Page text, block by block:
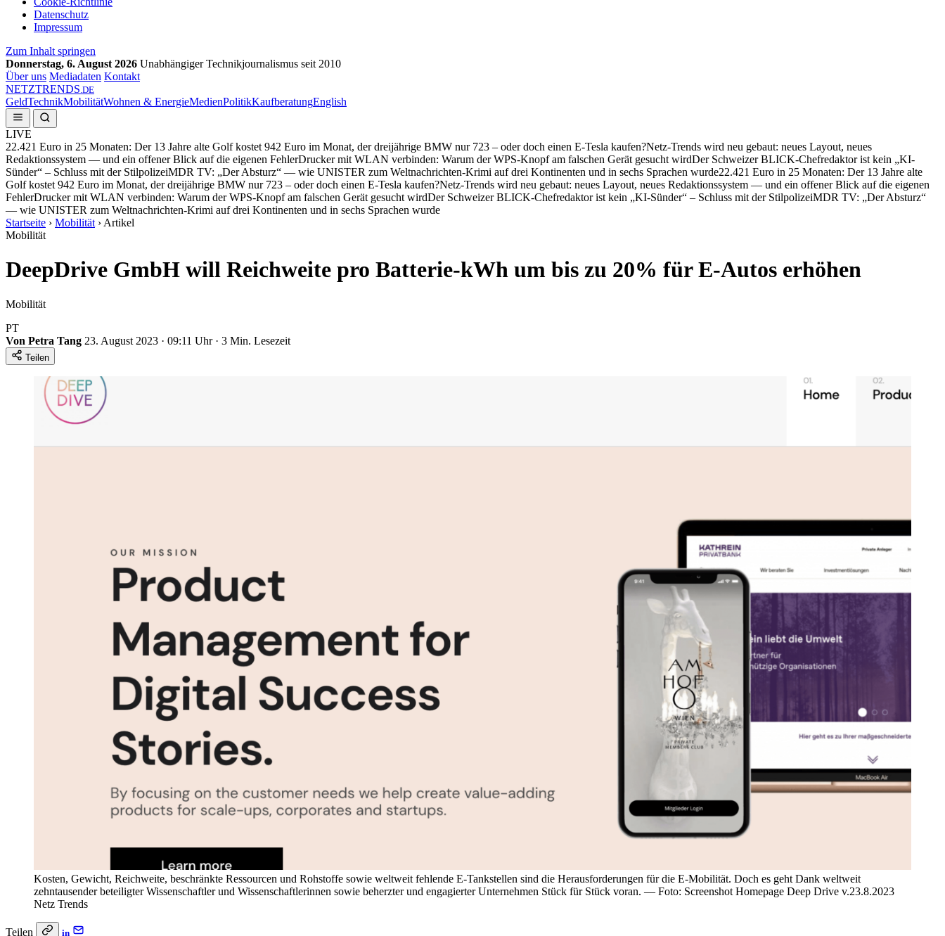
Datenschutz
Impressum
Zum Inhalt springen
Donnerstag, 6. August 2026 Unabhängiger Technikjournalismus seit 2010
Über uns Mediadaten Kontakt
NETZTRENDS .DE
GeldTechnikMobilitätWohnen & EnergieMedienPolitikKaufberatungEnglish
LIVE
22.421 Euro in 25 Monaten: Der 13 Jahre alte Golf kostet 942 Euro im Monat, der dreijährige BMW nur 723 – oder doch einen E-Tesla kaufen?Netz-Trends wird neu gebaut: neues Layout, neues
Redaktionssystem — und ein offener Blick auf die eigenen FehlerDrucker mit WLAN verbinden: Warum der WPS-Knopf am falschen Gerät gesucht wirdDer Schweizer BLICK-Chefredaktor ist kein „KI-
Sünder“ – Schluss mit der StilpolizeiMDR TV: „Der Absturz“ — wie UNISTER zum Weltnachrichten-Krimi auf drei Kontinenten und in sechs Sprachen wurde22.421 Euro in 25 Monaten: Der 13 Jahre alte
Golf kostet 942 Euro im Monat, der dreijährige BMW nur 723 – oder doch einen E-Tesla kaufen?Netz-Trends wird neu gebaut: neues Layout, neues Redaktionssystem — und ein offener Blick auf die eigenen
FehlerDrucker mit WLAN verbinden: Warum der WPS-Knopf am falschen Gerät gesucht wirdDer Schweizer BLICK-Chefredaktor ist kein „KI-Sünder“ – Schluss mit der StilpolizeiMDR TV: „Der Absturz“
— wie UNISTER zum Weltnachrichten-Krimi auf drei Kontinenten und in sechs Sprachen wurde
Startseite › Mobilität › Artikel
Mobilität
DeepDrive GmbH will Reichweite pro Batterie-kWh um bis zu 20% für E-Autos erhöhen
Mobilität
PT
Von Petra Tang 23. August 2023 · 09:11 Uhr · 3 Min. Lesezeit
Teilen
Kosten, Gewicht, Reichweite, beschränkte Ressourcen und Rohstoffe sowie weltweit fehlende E-Tankstellen sind die Herausforderungen für die E-Mobilität. Doch es geht Dank weltweit
zehntausender beteiligter Wissenschaftler und Wissenschaftlerinnen sowie beherzter und engagierter Unternehmen Stück für Stück voran. — Foto: Screenshot Homepage Deep Drive v.23.8.2023
Netz Trends
Teilen in